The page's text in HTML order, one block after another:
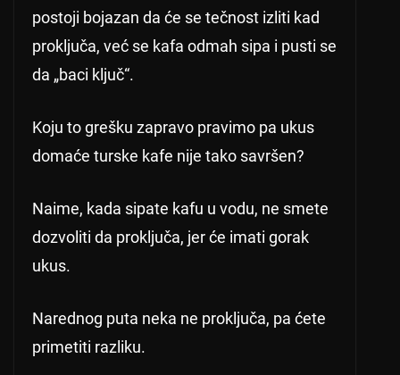
postoji bojazan da će se tečnost izliti kad
proključa, već se kafa odmah sipa i pusti se
da „baci ključ“.
Koju to grešku zapravo pravimo pa ukus
domaće turske kafe nije tako savršen?
Naime, kada sipate kafu u vodu, ne smete
dozvoliti da proključa, jer će imati gorak
ukus.
Narednog puta neka ne proključa, pa ćete
primetiti razliku.